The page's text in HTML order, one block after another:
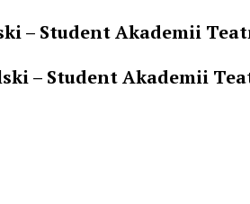
– Student Akademii
– Student Akademii